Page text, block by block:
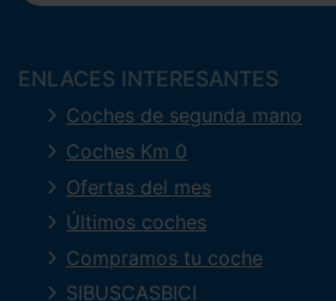
ENLACES INTERESANTES
Coches de segunda mano
Coches Km 0
Ofertas del mes
Últimos coches
Compramos tu coche
SIBUSCASBICI